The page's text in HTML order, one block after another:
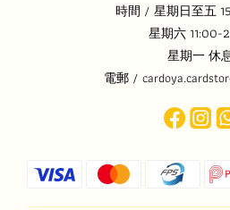
時間 / 星期日至五
星期六 11:00-
星期一 休
電郵 /